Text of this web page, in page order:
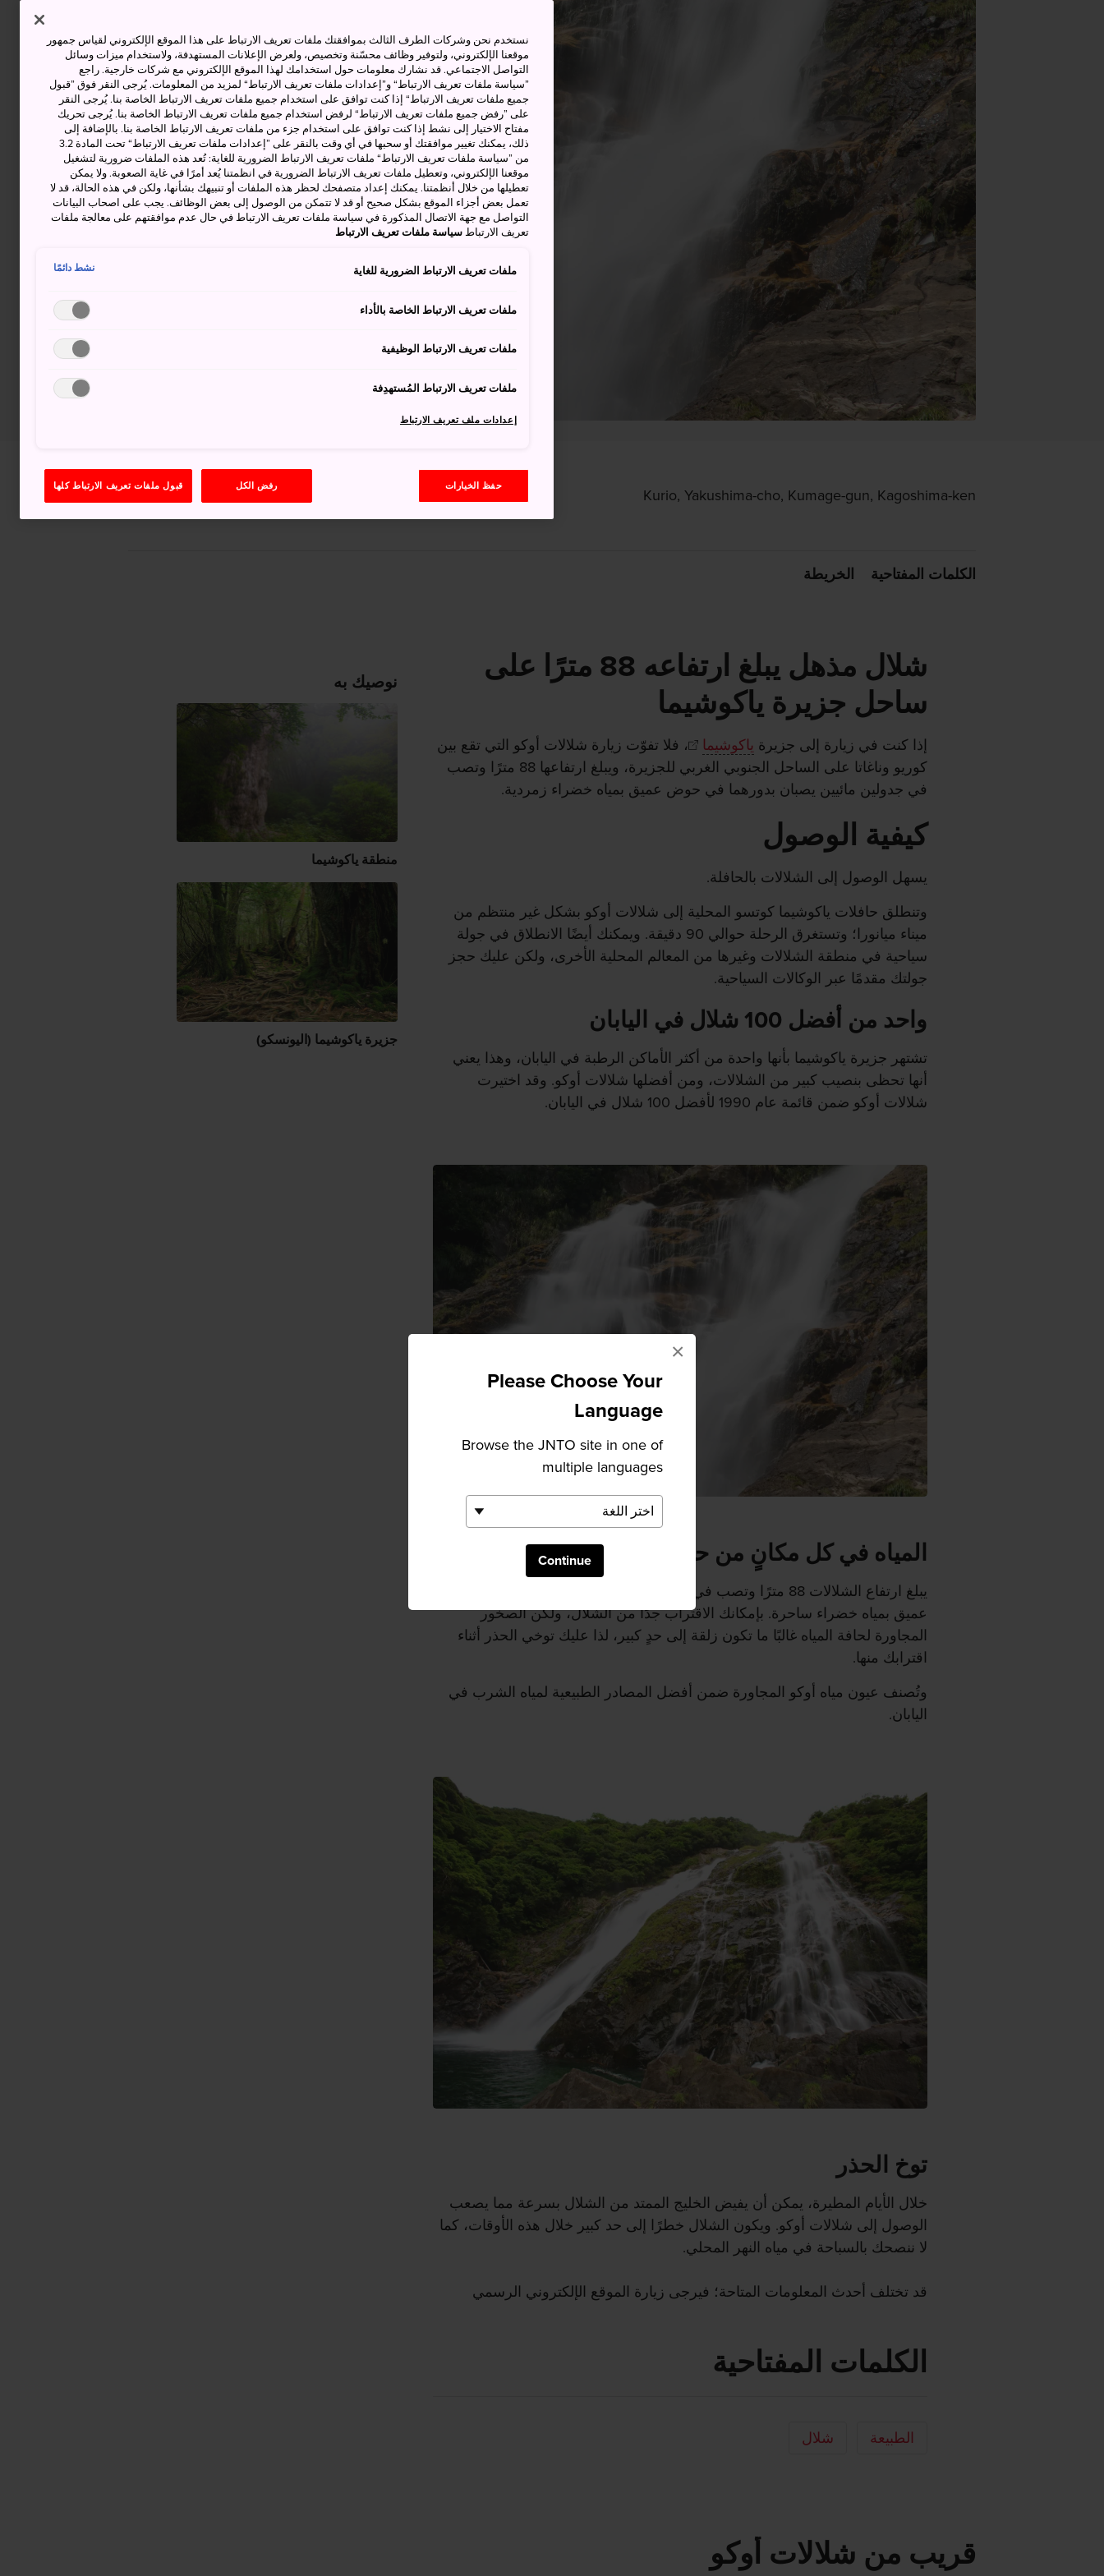
Please Choose Your
Language
Browse the JNTO site in one of
multiple languages
Continue
×
Kurio, Yakushima-cho, Kumage-gun, Kagoshima-ken
عرض على خرائط غوغل (Google Maps)
الكلمات المفتاحية الخريطة
شلال مذهل يبلغ ارتفاعه 88 مترًا على
ساحل جزيرة ياكوشيما
إذا كنت في زيارة إلى جزيرة ياكوشيما
، فلا تفوّت زيارة شلالات أوكو التي تقع بين
كوريو وناغاتا على الساحل الجنوبي الغربي للجزيرة، ويبلغ ارتفاعها 88 مترًا وتصب
في جدولين مائيين يصبان بدورهما في حوض عميق بمياه خضراء زمردية.
كيفية الوصول
يسهل الوصول إلى الشلالات بالحافلة.
وتنطلق حافلات ياكوشيما كوتسو المحلية إلى شلالات أوكو بشكل غير منتظم من
ميناء ميانورا؛ وتستغرق الرحلة حوالي 90 دقيقة. ويمكنك أيضًا الانطلاق في جولة
سياحية في منطقة الشلالات وغيرها من المعالم المحلية الأخرى، ولكن عليك حجز
جولتك مقدمًا عبر الوكالات السياحية.
واحد من أفضل 100 شلال في اليابان
تشتهر جزيرة ياكوشيما بأنها واحدة من أكثر الأماكن الرطبة في اليابان، وهذا يعني
أنها تحظى بنصيب كبير من الشلالات، ومن أفضلها شلالات أوكو. وقد اختيرت
شلالات أوكو ضمن قائمة عام 1990 لأفضل 100 شلال في اليابان.
المياه في كل مكانٍ من حولك
يبلغ ارتفاع الشلالات 88 مترًا وتصب في جدولين صغيرين يصبان بدورهما في حوض
عميق بمياه خضراء ساحرة. بإمكانك الاقتراب جدًا من الشلال، ولكن الصخور
المجاورة لحافة المياه غالبًا ما تكون زلقة إلى حدٍ كبير، لذا عليك توخي الحذر أثناء
اقترابك منها.
وتُصنف عيون مياه أوكو المجاورة ضمن أفضل المصادر الطبيعية لمياه الشرب في
اليابان.
توخ الحذر
خلال الأيام المطيرة، يمكن أن يفيض الخليج الممتد من الشلال بسرعة مما يصعب
الوصول إلى شلالات أوكو. ويكون الشلال خطرًا إلى حد كبير خلال هذه الأوقات، كما
لا ننصحك بالسباحة في مياه النهر المحلي.
قد تختلف أحدث المعلومات المتاحة؛ فيرجى زيارة الموقع الإلكتروني الرسمي
الكلمات المفتاحية
الطبيعة شلال
نوصيك به
منطقة ياكوشيما
جزيرة ياكوشيما (اليونسكو)
قريب من شلالات أوكو
نستخدم نحن وشركات الطرف الثالث بموافقتك ملفات تعريف الارتباط على هذا الموقع الإلكتروني لقياس جمهور
موقعنا الإلكتروني، ولتوفير وظائف محسّنة وتخصيص، ولعرض الإعلانات المستهدفة، ولاستخدام ميزات وسائل
التواصل الاجتماعي. قد نشارك معلومات حول استخدامك لهذا الموقع الإلكتروني مع شركات خارجية. راجع
”سياسة ملفات تعريف الارتباط“ و”إعدادات ملفات تعريف الارتباط“ لمزيد من المعلومات. يُرجى النقر فوق ”قبول
جميع ملفات تعريف الارتباط“ إذا كنت توافق على استخدام جميع ملفات تعريف الارتباط الخاصة بنا. يُرجى النقر
على ”رفض جميع ملفات تعريف الارتباط“ لرفض استخدام جميع ملفات تعريف الارتباط الخاصة بنا. يُرجى تحريك
مفتاح الاختيار إلى نشط إذا كنت توافق على استخدام جزء من ملفات تعريف الارتباط الخاصة بنا. بالإضافة إلى
ذلك، يمكنك تغيير موافقتك أو سحبها في أي وقت بالنقر على ”إعدادات ملفات تعريف الارتباط“ تحت المادة 3.2
من ”سياسة ملفات تعريف الارتباط“ ملفات تعريف الارتباط الضرورية للغاية: تُعد هذه الملفات ضرورية لتشغيل
موقعنا الإلكتروني، وتعطيل ملفات تعريف الارتباط الضرورية في انظمتنا يُعد أمرًا في غاية الصعوبة. ولا يمكن
تعطيلها من خلال أنظمتنا. يمكنك إعداد متصفحك لحظر هذه الملفات أو تنبيهك بشأنها، ولكن في هذه الحالة، قد لا
تعمل بعض أجزاء الموقع بشكل صحيح أو قد لا تتمكن من الوصول إلى بعض الوظائف. يجب على اصحاب البيانات
التواصل مع جهة الاتصال المذكورة في سياسة ملفات تعريف الارتباط في حال عدم موافقتهم على معالجة ملفات
تعريف الارتباط سياسة ملفات تعريف الارتباط
ملفات تعريف الارتباط الضرورية للغاية نشط دائمًا
ملفات تعريف الارتباط الخاصة بالأداء
ملفات تعريف الارتباط الوظيفية
ملفات تعريف الارتباط المُستهدِفة
إعدادات ملف تعريف الارتباط
حفظ الخيارات رفض الكل قبول ملفات تعريف الارتباط كلها